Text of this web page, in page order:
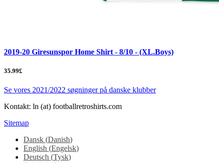
2019-20 Giresunspor Home Shirt - 8/10 - (XL.Boys)
35.99£
Se vores 2021/2022 søgninger på danske klubber
Kontakt: ln (at) footballretroshirts.com
Sitemap
Dansk (Danish)
English (Engelsk)
Deutsch (Tysk)